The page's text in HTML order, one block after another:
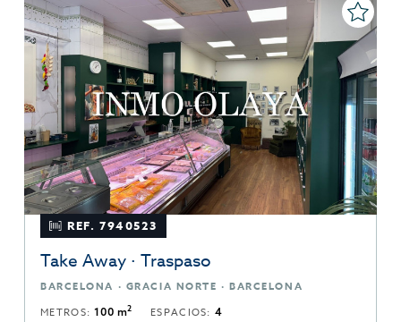
REF. 7940523
Take Away · Traspaso
BARCELONA · GRACIA NORTE · BARCELONA
METROS:100 m2 ESPACIOS:4